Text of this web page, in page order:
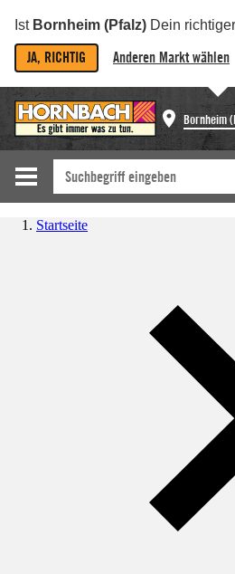
Ist Bornheim (Pfalz) Dein
JA, RICHTIG Anderen Markt wählen
Bornheim
Startseite